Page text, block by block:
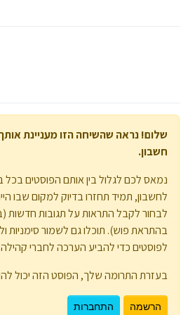
שלום! נראה שהשיחה הזו מעניינת
חשבון.
נמאס לכם לגלול בין אותם הפוסטים בכל
לחשבון, תמיד תחזרו בדיוק למקום שבו
לבחור לקבל התראות על תגובות חדשות
לפוסטים כדי להביע הערכה לחברי
בעזרת התרומה שלך, הפוסט הזה יכול
הרשמה התחברות